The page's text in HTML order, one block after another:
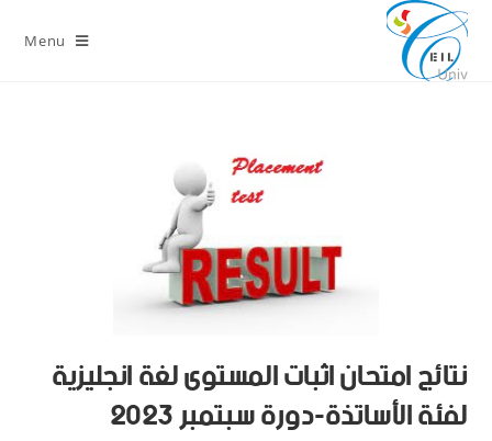
Menu
نتائج امتحان اثبات المستوى لغة انجليزية
لفئة الأساتذة-دورة سبتمبر 2023